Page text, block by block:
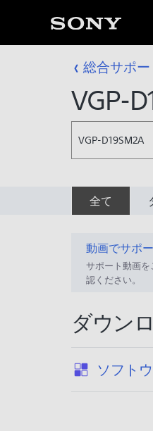
総合サポ
VGP-
VGP-D19SM2A
全て
動画でサポ
サポート動画
認ください。
ダウン
ソフト